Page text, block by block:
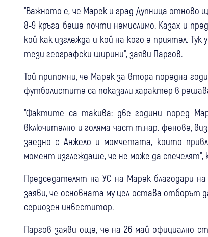
“Важното е, че Марек и град Дупница
8-9 кръга беше почти немислимо. Казах и
кой как изглежда и кой на кого е приятел.
тези географски ширини“, заяви Паргов.
Той припомни, че Марек за втора поредна
футболистите са показали характер в
“Фактите са такива: две години поред
включително и голяма част т.нар. фенове,
заедно с Анжело и момчетата, които
момент изглеждаше, че не може да
Председателят на УС на Марек благодари
заяви, че основната му цел остава отборът
сериозен инвеститор.
Паргов заяви още, че на 26 май официално